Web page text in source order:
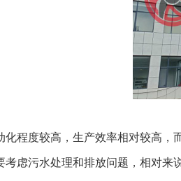
程度较高，生产效率相对较高，
虑污水处理和排放问题，相对来